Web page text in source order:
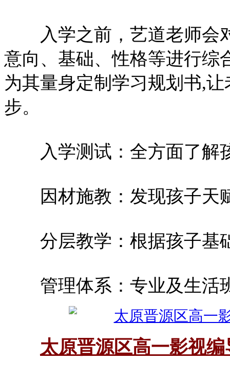
入学之前，艺道老师会
意向、基础、性格等进行综
为其量身定制学习规划书,
步。
入学测试：全方面了解
因材施教：发现孩子天
分层教学：根据孩子基
管理体系：专业及生活
太原晋源区高一影视